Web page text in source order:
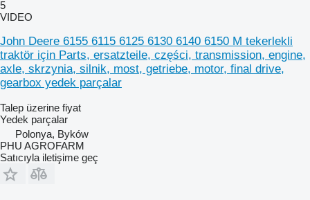
5
VIDEO
John Deere 6155 6115 6125 6130 6140 6150 M tekerlekli
traktör için Parts, ersatzteile, części, transmission, engine,
axle, skrzynia, silnik, most, getriebe, motor, final drive,
gearbox yedek parçalar
Talep üzerine fiyat
Yedek parçalar
Polonya, Byków
PHU AGROFARM
Satıcıyla iletişime geç